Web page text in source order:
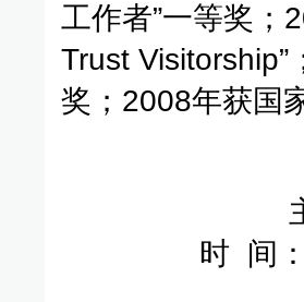
工作者”一等奖；
Trust
奖；2008年获国
时 间